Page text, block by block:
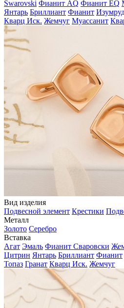
Swarovski Фианит AQ Фианит EQ
Янтарь Бриллиант Фианит
Кварц Иск. Жемчуг Муассанит
Вид изделия
Подвесной элемент Крестики
Металл
Золото Серебро
Вставка
Агат Эмаль Фианит Сваровски
Цитрин Янтарь Бриллиант Фианит
Топаз Гранат Кварц Иск. Жемчуг